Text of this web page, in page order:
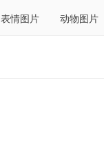
表情图片 动物图片